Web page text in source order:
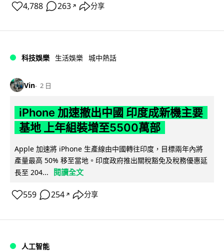
4,788 263 ↗ 分享
科技娛樂 生活娛樂 城中熱話
Vin 2 日
iPhone 加速撤出中國 印度成新機主要
基地 上年組裝增至5500萬部
Apple 加速將 iPhone 生產線由中國轉往印度，目標兩年內將
產量最高 50% 移至當地。印度政府推出關稅豁免及稅務優惠延
長至 204...
閱讀全文
559 254 ↗ 分享
人工智能